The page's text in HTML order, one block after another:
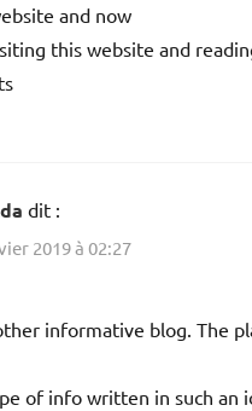
and now
this website and
dit :
2019 à 02:27
informative blog. The
of info written in such an